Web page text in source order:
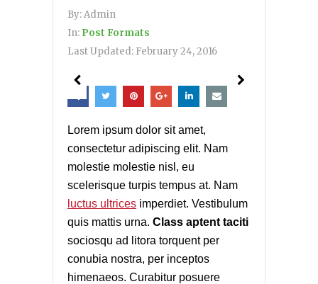
By:Admin
In: Post Formats
Last Updated: February 24, 2016
Lorem ipsum dolor sit amet,
consectetur adipiscing elit. Nam
molestie molestie nisl, eu
scelerisque turpis tempus at. Nam
luctus ultrices imperdiet. Vestibulum
quis mattis urna. Class aptent taciti
sociosqu ad litora torquent per
conubia nostra, per inceptos
himenaeos. Curabitur posuere